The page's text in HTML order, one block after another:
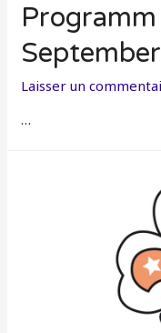
Laisser un
…